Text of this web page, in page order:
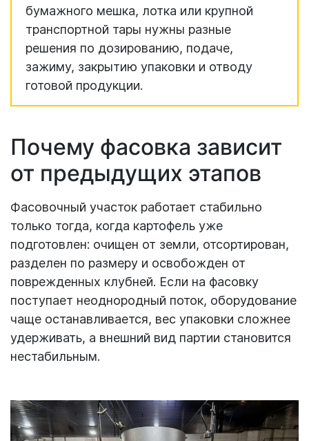
бумажного мешка, лотка или крупной
транспортной тары нужны разные
решения по дозированию, подаче,
зажиму, закрытию упаковки и отводу
готовой продукции.
Почему фасовка зависит
от предыдущих этапов
Фасовочный участок работает стабильно
только тогда, когда картофель уже
подготовлен: очищен от земли, отсортирован,
разделен по размеру и освобожден от
поврежденных клубней. Если на фасовку
поступает неоднородный поток, оборудование
чаще останавливается, вес упаковки сложнее
удерживать, а внешний вид партии становится
нестабильным.